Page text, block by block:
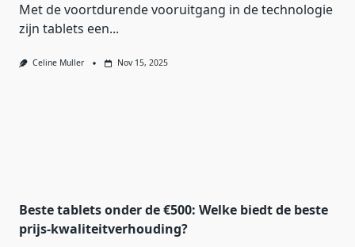
Met de voortdurende vooruitgang in de technologie
zijn tablets een...
Celine Muller Nov 15, 2025
Beste tablets onder de €500: Welke biedt de beste
prijs-kwaliteitverhouding?